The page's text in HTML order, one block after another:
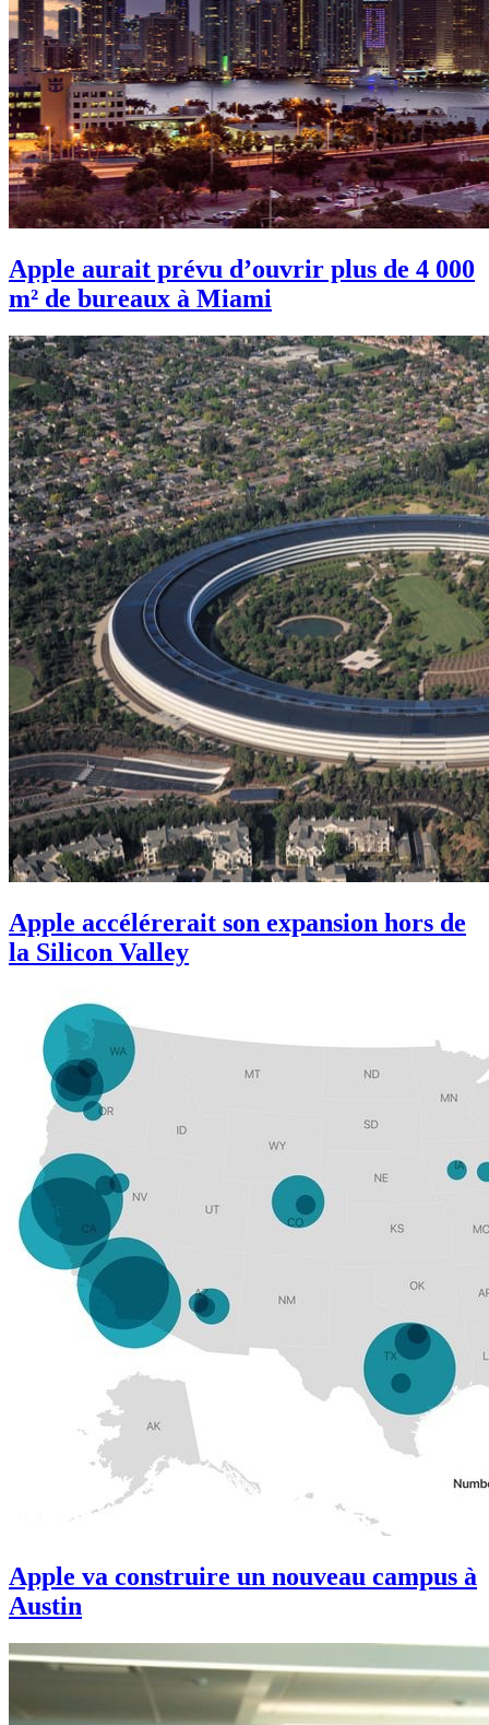
Apple aurait prévu d’ouvrir plus de 4 000
m² de bureaux à Miami
Apple accélérerait son expansion hors de
la Silicon Valley
Apple va construire un nouveau campus à
Austin